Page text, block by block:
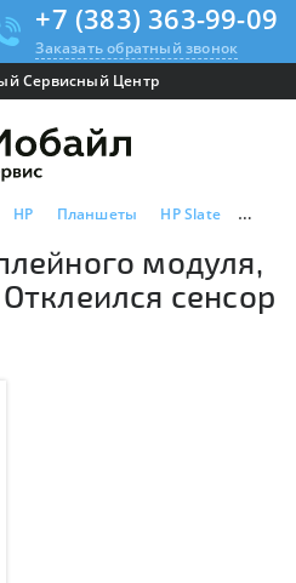
+7 (383) 363-99-09
Заказать обратный звонок
Сервисный Центр
HP Планшеты HP Slate
модуля,
сенсор